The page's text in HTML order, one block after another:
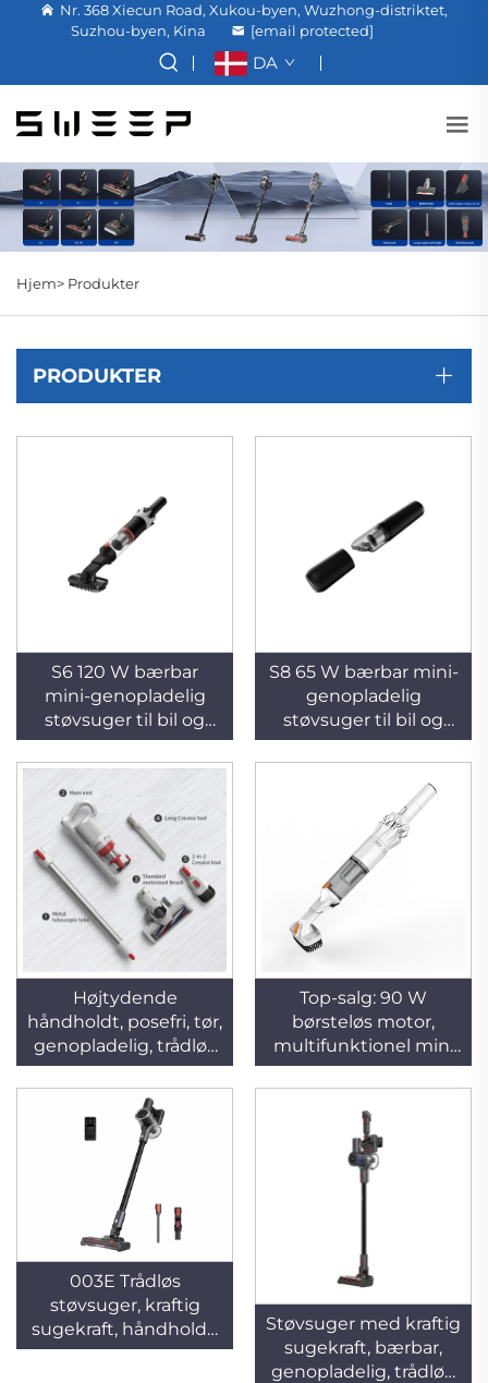
Nr. 368 Xiecun Road, Xukou-byen, Wuzhong-distriktet,
Suzhou-byen, Kina
[email protected]
DA
Hjem> Produkter
PRODUKTER
S6 120 W bærbar
mini-genopladelig
støvsuger til bil og
hjemmebrug
S8 65 W bærbar mini-
genopladelig
støvsuger til bil og
hjemmebrug
Højtydende
håndholdt, posefri, tør,
genopladelig, trådløs
støvsuger med
støvbeholder til brug
på hoteller og i biler
Top-salg: 90 W
børsteløs motor,
multifunktionel mini
trådløs håndholdt
bærbar genopladelig
tørstøvsuger til bil og
hjemmehusholdning
003E Trådløs
støvsuger, kraftig
sugekraft, håndholdt,
letvægts, lang
Støvsuger med kraftig
sugekraft, bærbar,
genopladelig, trådløs,